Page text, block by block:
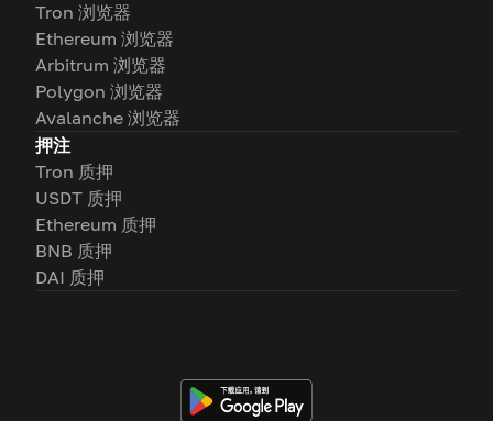
Tron 浏览器
Ethereum 浏览器
Arbitrum 浏览器
Polygon 浏览器
Avalanche 浏览器
押注
Tron 质押
USDT 质押
Ethereum 质押
BNB 质押
DAI 质押